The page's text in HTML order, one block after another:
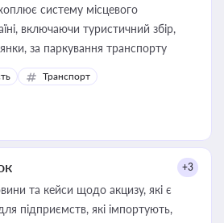
систему місцевого
включаючи туристичний збір,
плату за земельні ділянки, за паркування транспорту
Транспорт
+3
та кейси щодо акцизу, які є
підприємств, які імпортують,